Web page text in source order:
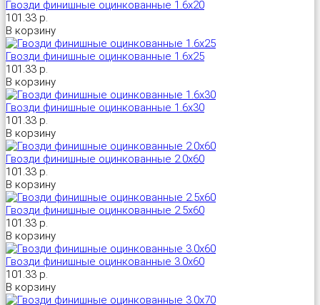
Универсальный дюбель потай и с бортом
Универсальный распорный дюбель с петельным крюком RUO
Универсальный распорный дюбель с потолочным крюком RUС
Универсальный распорный дюбель с простым крюком RUL
Фасадный анкер “Wkret-met”
Шпатель фасадный нержавеющий, зубчатый 8х8мм
Гвозди финишные оцинкованные 1.6х20
101.33 р.
В корзину
Гвозди финишные оцинкованные 1.6х25
101.33 р.
В корзину
Гвозди финишные оцинкованные 1.6х30
101.33 р.
В корзину
Гвозди финишные оцинкованные 2.0х60
101.33 р.
В корзину
Гвозди финишные оцинкованные 2.5х60
101.33 р.
В корзину
Гвозди финишные оцинкованные 3.0х60
101.33 р.
В корзину